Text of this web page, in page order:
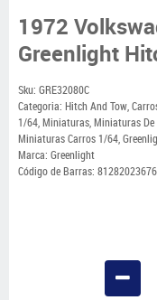
1972
Greenlight
Sku: GRE32080C
Categoria: Hitch And Tow,
1/64,Miniaturas,Miniaturas De
Miniaturas Carros 1/64,
Marca: Greenlight
Código de Barras: 81282023676